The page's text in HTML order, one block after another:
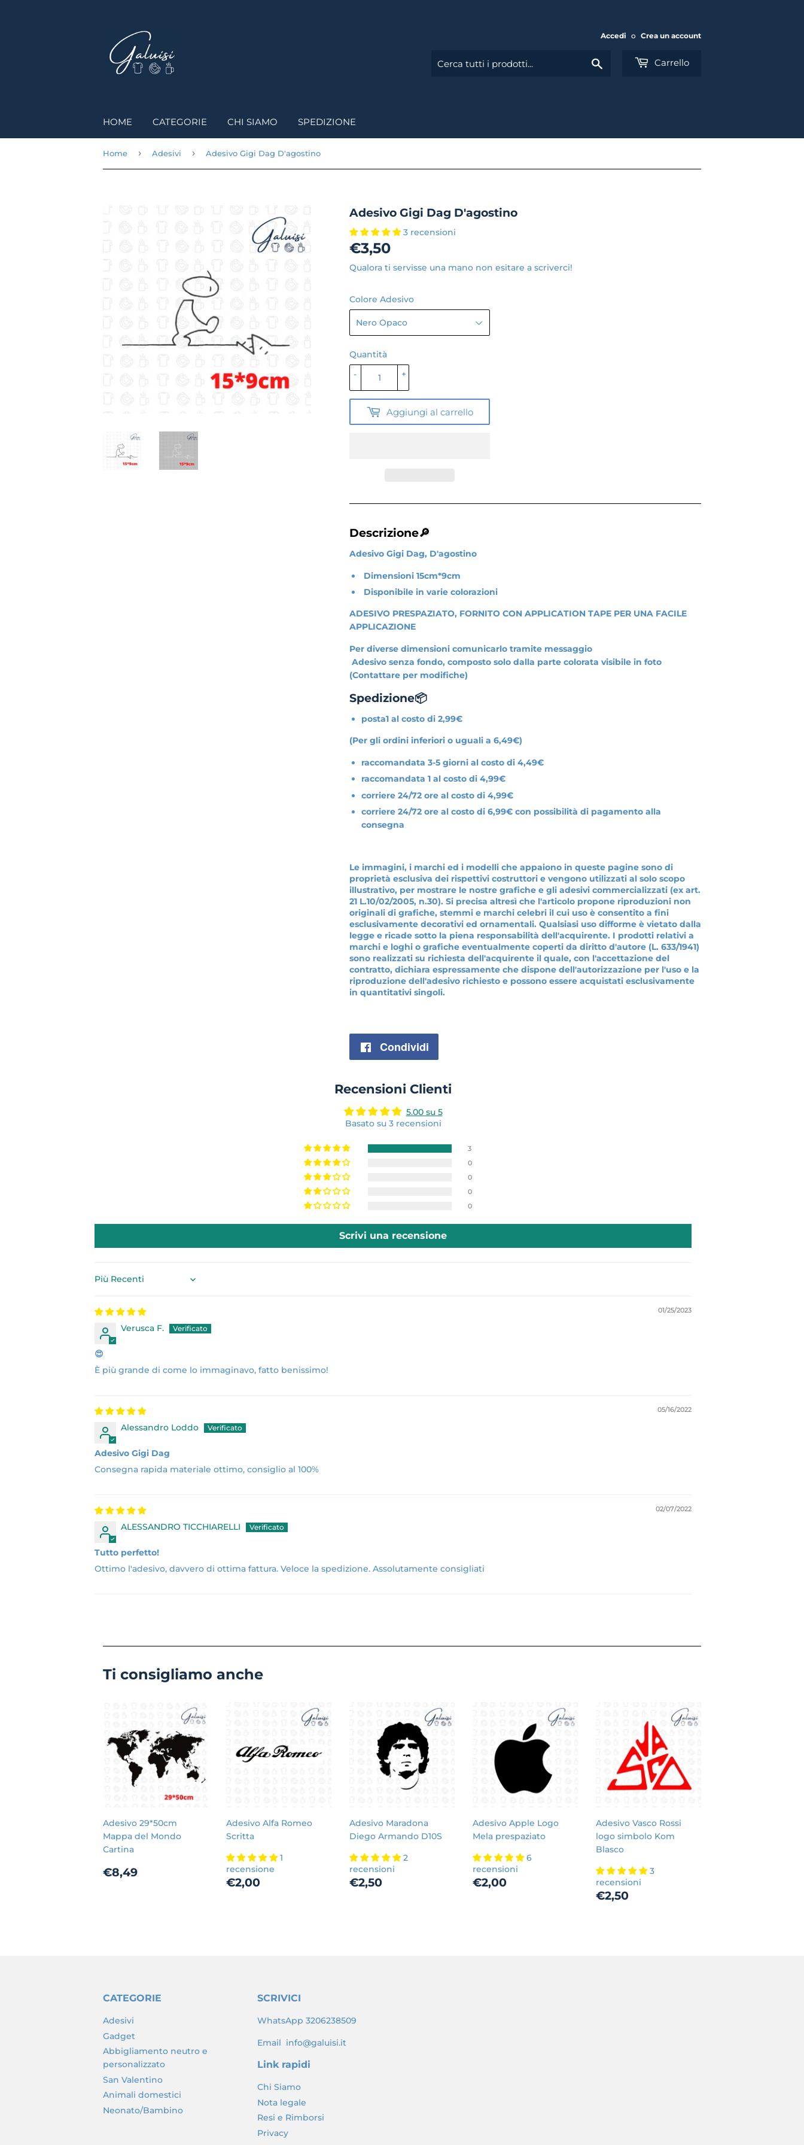
Accedi o Crea un account
Carrello
HOME CATEGORIE CHI SIAMO SPEDIZIONE
Home › Adesivi › Adesivo Gigi Dag D'agostino
Adesivo Gigi Dag D'agostino
3 recensioni
€3,50
Qualora ti servisse una mano non esitare a scriverci!
Colore Adesivo
Quantità
+
-
Aggiungi al carrello
Descrizione🔎
Adesivo Gigi Dag, D'agostino
Dimensioni 15cm*9cm
Disponibile in varie colorazioni
ADESIVO PRESPAZIATO, FORNITO CON APPLICATION TAPE PER UNA FACILE
APPLICAZIONE
Per diverse dimensioni comunicarlo tramite messaggio
Adesivo senza fondo, composto solo dalla parte colorata visibile in foto
(Contattare per modifiche)
Spedizione📦
posta1 al costo di 2,99€
(Per gli ordini inferiori o uguali a 6,49€)
raccomandata 3-5 giorni al costo di 4,49€
raccomandata 1 al costo di 4,99€
corriere 24/72 ore al costo di 4,99€
corriere 24/72 ore al costo di 6,99€ con possibilità di pagamento alla
consegna
Le immagini, i marchi ed i modelli che appaiono in queste pagine sono di
proprietà esclusiva dei rispettivi costruttori e vengono utilizzati al solo scopo
illustrativo, per mostrare le nostre grafiche e gli adesivi commercializzati (ex art.
21 L.10/02/2005, n.30). Si precisa altresì che l'articolo propone riproduzioni non
originali di grafiche, stemmi e marchi celebri il cui uso è consentito a fini
esclusivamente decorativi ed ornamentali. Qualsiasi uso difforme è vietato dalla
legge e ricade sotto la piena responsabilità dell'acquirente. I prodotti relativi a
marchi e loghi o grafiche eventualmente coperti da diritto d'autore (L. 633/1941)
sono realizzati su richiesta dell'acquirente il quale, con l'accettazione del
contratto, dichiara espressamente che dispone dell'autorizzazione per l'uso e la
riproduzione dell'adesivo richiesto e possono essere acquistati esclusivamente
in quantitativi singoli.
Condividi
Recensioni Clienti
5.00 su 5
Basato su 3 recensioni
3
0
0
0
0
Scrivi una recensione
Sort by
01/25/2023
Verusca F.
😍
È più grande di come lo immaginavo, fatto benissimo!
05/16/2022
Alessandro Loddo
Adesivo Gigi Dag
Consegna rapida materiale ottimo, consiglio al 100%
02/07/2022
ALESSANDRO TICCHIARELLI
Tutto perfetto!
Ottimo l'adesivo, davvero di ottima fattura. Veloce la spedizione. Assolutamente consigliati
Ti consigliamo anche
Adesivo 29*50cm
Mappa del Mondo
Cartina
Prezzo
€8,49
Adesivo Alfa Romeo
Scritta
1
recensione
Prezzo
€2,00
Adesivo Maradona
Diego Armando D10S
2
recensioni
Prezzo
€2,50
Adesivo Apple Logo
Mela prespaziato
6
recensioni
Prezzo
€2,00
Adesivo Vasco Rossi
logo simbolo Kom
Blasco
3
recensioni
Prezzo
€2,50
CATEGORIE
Adesivi
Gadget
Abbigliamento neutro e
personalizzato
San Valentino
Animali domestici
Neonato/Bambino
SCRIVICI
WhatsApp 3206238509
Email info@galuisi.it
Link rapidi
Chi Siamo
Nota legale
Resi e Rimborsi
Privacy